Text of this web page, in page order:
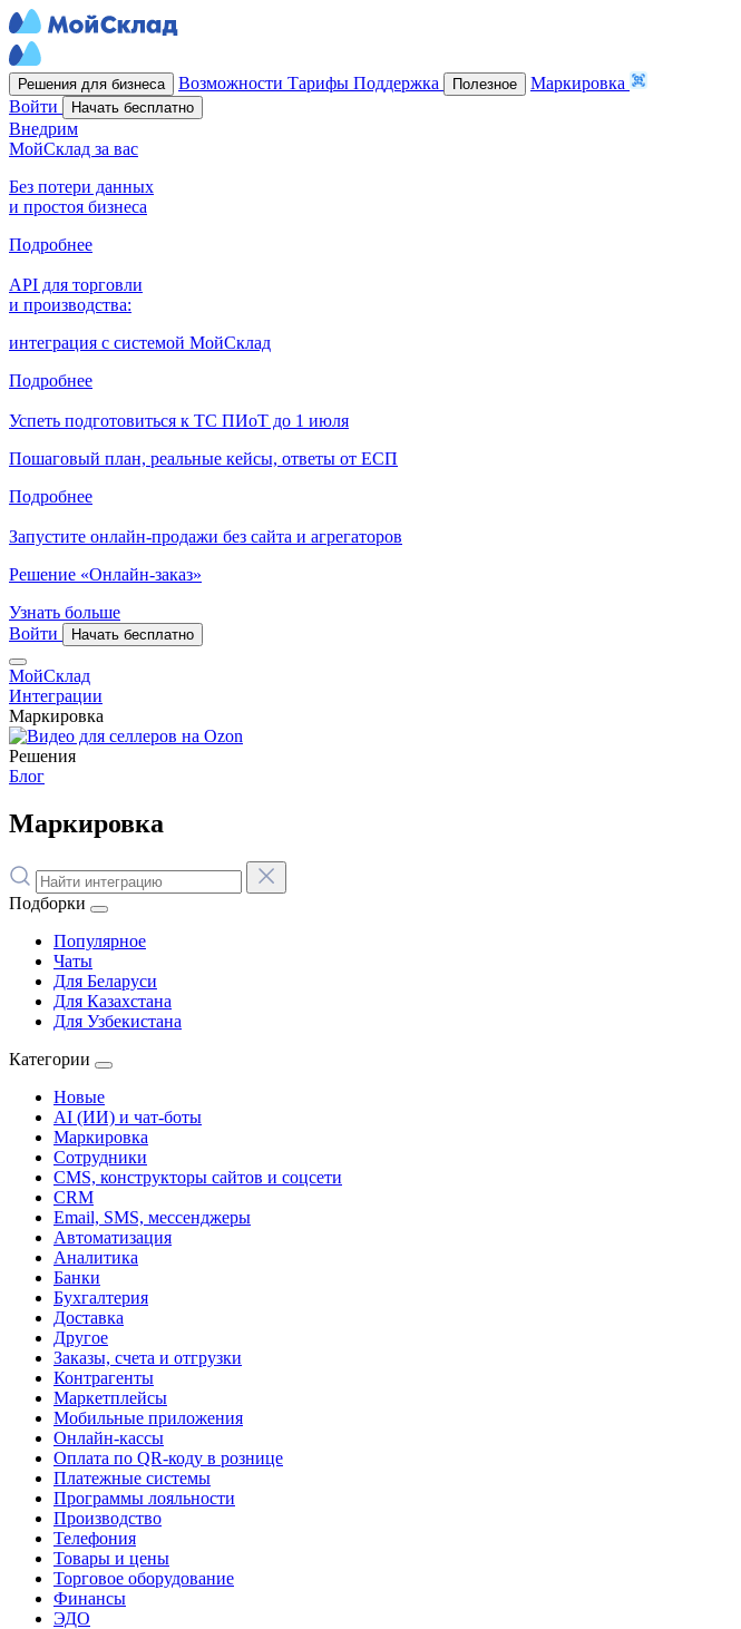
Решения для бизнеса Возможности Тарифы Поддержка Полезное
Маркировка
Войти
Начать бесплатно
Внедрим
МойСклад за вас
Без потери данных
и простоя бизнеса
Подробнее
API для торговли
и производства:
интеграция с системой МойСклад
Подробнее
Успеть подготовиться к ТС ПИоТ до 1 июля
Пошаговый план, реальные кейсы, ответы от ЕСП
Подробнее
Запустите онлайн-продажи без сайта и агрегаторов
Решение «Онлайн-заказ»
Узнать больше
Войти
Начать бесплатно
МойСклад
Интеграции
Маркировка
Решения
Блог
Маркировка
Подборки
Популярное
Чаты
Для Беларуси
Для Казахстана
Для Узбекистана
Категории
Новые
AI (ИИ) и чат-боты
Маркировка
Сотрудники
CMS, конструкторы сайтов и соцсети
CRM
Email, SMS, мессенджеры
Автоматизация
Аналитика
Банки
Бухгалтерия
Доставка
Другое
Заказы, счета и отгрузки
Контрагенты
Маркетплейсы
Мобильные приложения
Онлайн-кассы
Оплата по QR-коду в рознице
Платежные системы
Программы лояльности
Производство
Телефония
Товары и цены
Торговое оборудование
Финансы
ЭДО